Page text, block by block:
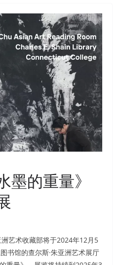
墨的重量》
艺术收藏部将于2024年12月5
书馆的查尔斯·朱亚洲艺术展厅